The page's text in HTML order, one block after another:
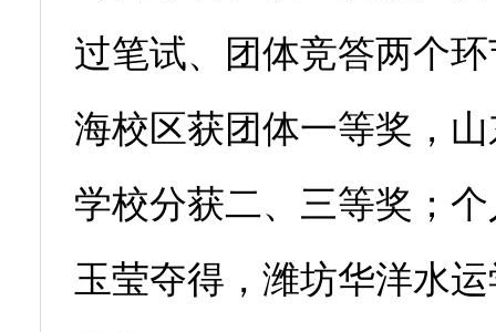
过笔试、团体竞答两个
海校区获团体一等奖，
学校分获二、三等奖；
玉莹夺得，潍坊华洋水